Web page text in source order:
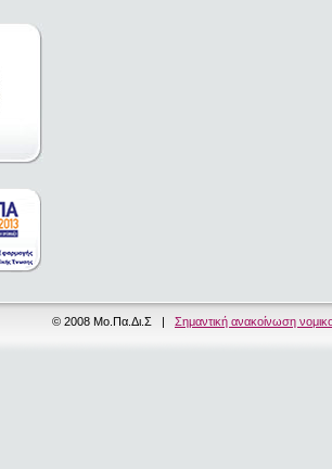
© 2008 Μο.Πα.Δι.Σ | Σημαντική ανακοίνωση